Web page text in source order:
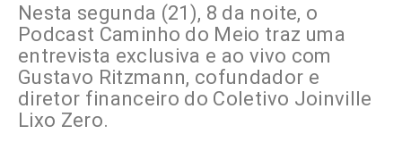
Nesta segunda (21), 8 da noite, o
Podcast Caminho do Meio traz uma
entrevista exclusiva e ao vivo com
Gustavo Ritzmann, cofundador e
diretor financeiro do Coletivo Joinville
Lixo Zero.